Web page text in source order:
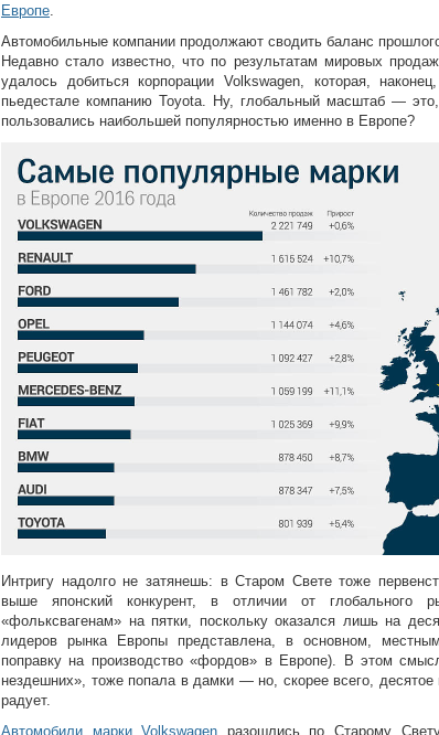
Европе.
Автомобильные компании продолжают сводить баланс
Недавно стало известно, что по результатам мировых
удалось добиться корпорации Volkswagen, которая,
пьедестале компанию Toyota. Ну, глобальный масштаб —
пользовались наибольшей популярностью именно в Европе?
Интригу надолго не затянешь: в Старом Свете тоже
выше японский конкурент, в отличии от глобального
«фольксвагенам» на пятки, поскольку оказался лишь на
лидеров рынка Европы представлена, в основном,
поправку на производство «фордов» в Европе). В этом
нездешних», тоже попала в дамки — но, скорее всего, десятое
радует.
Автомобили марки Volkswagen разошлись по Старому